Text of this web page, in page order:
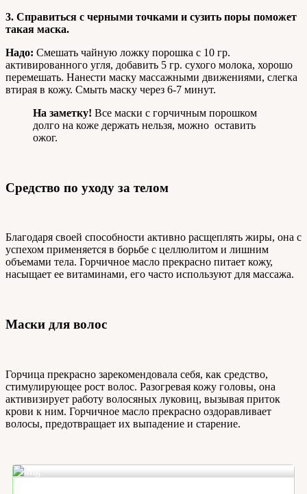
3. Справиться с черными точками и сузить поры поможет
такая маска.
Надо: Смешать чайную ложку порошка с 10 гр.
активированного угля, добавить 5 гр. сухого молока, хорошо
перемешать. Нанести маску массажными движениями, слегка
втирая в кожу. Смыть маску через 6-7 минут.
На заметку! Все маски с горчичным порошком
долго на коже держать нельзя, можно оставить
ожог.
Средство по уходу за телом
Благодаря своей способности активно расщеплять жиры, она с
успехом применяется в борьбе с целлюлитом и лишним
объемами тела. Горчичное масло прекрасно питает кожу,
насыщает ее витаминами, его часто используют для массажа.
Маски для волос
Горчица прекрасно зарекомендовала себя, как средство,
стимулирующее рост волос. Разогревая кожу головы, она
активизирует работу волосяных луковиц, вызывая приток
крови к ним. Горчичное масло прекрасно оздоравливает
волосы, предотвращает их выпадение и старение.